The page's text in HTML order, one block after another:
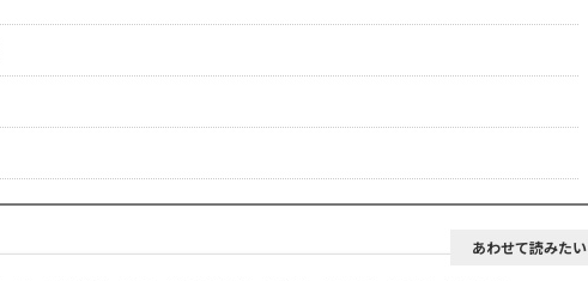
あわせて読みたい